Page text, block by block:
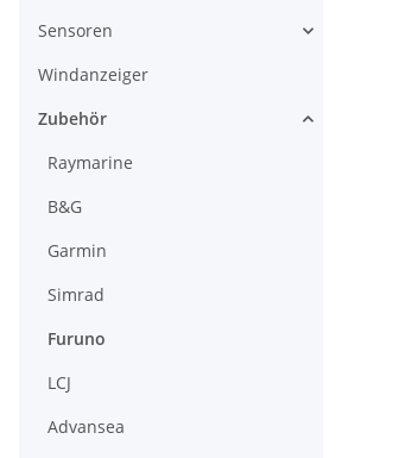
Sensoren
Windanzeiger
Zubehör
Raymarine
B&G
Garmin
Simrad
Furuno
LCJ
Advansea